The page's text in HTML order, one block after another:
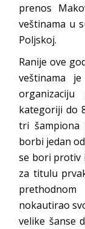
prenos
veštinama u
Poljskoj.
Ranije ove
veštinama
organizaciju
kategoriji do
tri šampiona
borbi jedan
se bori protiv
za titulu
nokautirao
velike šanse